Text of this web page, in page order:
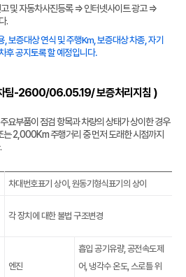
및 자동차사진등록 ⇒ 인터넷사이트 광고 ⇒
.
보증대상 연식 및 주행Km, 보증대상 차종, 자기
후 공지토록 할 예정입니다.
팀-2600/06.05.19/ 보증처리지침 )
요부품이 점검 항목과 차량의 상태가 상이한 경우
2,000Km 주행거리 중 먼저 도래한 시점까지
차대번호표기 상이, 원동기형식표기의 상이
각 장치에 대한 불법 구조변경
엔진
흡입 공기유량, 공전속도제
어, 냉각수 온도, 스로틀 위